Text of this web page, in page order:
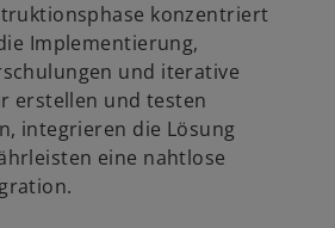
konzentriert
Implementierung,
und iterative
erstellen und testen
integrieren die Lösung
eine nahtlose